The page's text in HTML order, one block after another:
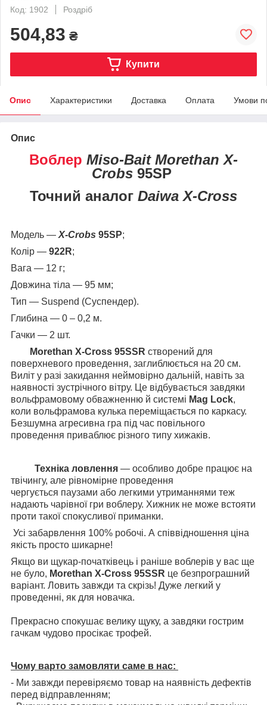
Код: 1902
Роздріб
504,83 ₴
Купити
Опис Характеристики Доставка Оплата Умови
Опис
Воблер Miso-Bait Morethan X-
Crobs95SP
Точний аналог Daiwa X-Cross
Модель — X-Crobs 95SP;
Колір — 922R;
Вага — 12 г;
Довжина тіла — 95 мм;
Тип — Suspend (Суспендер).
Глибина — 0 – 0,2 м.
Гачки — 2 шт.
Morethan X-Cross 95SSR створений для
поверхневого проведення, заглиблюється на 20 см.
Виліт у разі закидання неймовірно дальній, навіть за
наявності зустрічного вітру. Це відбувається завдяки
вольфрамовому обважненню й системі Mag Lock,
коли вольфрамова кулька переміщається по каркасу.
Безшумна агресивна гра під час повільного
проведення приваблює різного типу хижаків.
Техніка ловлення — особливо добре працює на
твічингу, але рівномірне проведення
чергується паузами або легкими утриманнями теж
надають чарівної гри воблеру. Хижник не може встояти
проти такої спокусливої приманки.
Усі забарвлення 100% робочі. А співвідношення ціна
якість просто шикарне!
Якщо ви щукар-початківець і раніше воблерів у вас ще
не було, Morethan X-Cross 95SSR це безпрограшний
варіант. Ловить завжди та скрізь! Дуже легкий у
проведенні, як для новачка.
Прекрасно спокушає велику щуку, а завдяки гострим
гачкам чудово просікає трофей.
Чому варто замовляти саме в нас:
- Ми завжди перевіряємо товар на наявність дефектів
перед відправленням;